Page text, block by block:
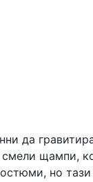
да
щампи,
но тази